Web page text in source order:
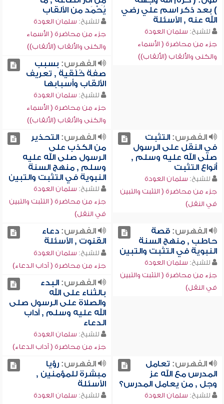
) بعد ذكر اسم علي رضي
الله عنه , الأسئلة
للشيخ: سلمان العودة
جزء من محاضرة ( الأسماء
والكنى والألقاب (الألقاب))
يُحْمَد من الألقاب
للشيخ: سلمان العودة
جزء من محاضرة ( الأسماء
والكنى والألقاب (الألقاب))
الفهرس: بسبب
صفة خُلُقية , تعريف
الألقاب وأسبابها
للشيخ: سلمان العودة
جزء من محاضرة ( الأسماء
والكنى والألقاب (الألقاب))
الفهرس:التثبت
في النقل على الرسول
صلى الله عليه وسلم ,
أنواع التثبت
للشيخ: سلمان العودة
جزء من محاضرة ( التثبت والتبين
في النقل)
الفهرس:التحذير
من الكذب على
الرسول صلى الله عليه
وسلم , منهج السنة
النبوية في التثبت والتبين
للشيخ: سلمان العودة
جزء من محاضرة ( التثبت والتبين
في النقل)
الفهرس:قصة
حاطب , منهج السنة
النبوية في التثبت والتبين
للشيخ: سلمان العودة
جزء من محاضرة ( التثبت والتبين
في النقل)
الفهرس:دعاء
القنوت , الأسئلة
للشيخ: سلمان العودة
جزء من محاضرة ( آداب الدعاء)
الفهرس:البدء
بالثناء على الله
والصلاة على الرسول صلى
الله عليه وسلم , آداب
الدعاء
للشيخ: سلمان العودة
جزء من محاضرة ( آداب الدعاء)
الفهرس: تعامل
المدرس مع الله عز
وجل , من يعامل المدرس؟
للشيخ: سلمان العودة
الفهرس:رؤيا
مبشرة للمؤمنين ,
الأسئلة
للشيخ: سلمان العودة